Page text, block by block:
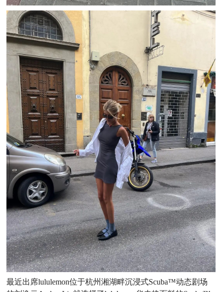
最近出席lululemon位于杭州湘湖畔沉浸式Scuba™动态剧场